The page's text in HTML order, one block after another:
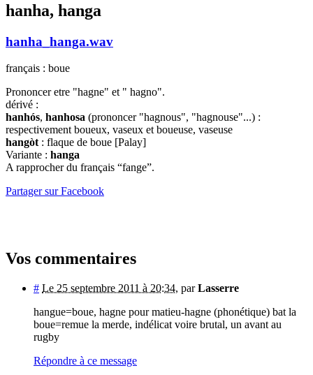
hanha, hanga
hanha_hanga.wav
français : boue
Prononcer etre "hagne" et " hagno".
dérivé :
hanhós, hanhosa (prononcer "hagnous", "hagnouse"...) :
respectivement boueux, vaseux et boueuse, vaseuse
hangòt: flaque de boue [Palay]
Variante : hanga
A rapprocher du français “fange”.
Partager sur Facebook
Vos commentaires
# Le 25 septembre 2011 à 20:34, parLasserre
hangue=boue, hagne pour matieu-hagne (phonétique) bat la
boue=remue la merde, indélicat voire brutal, un avant au
rugby
Répondre à ce message